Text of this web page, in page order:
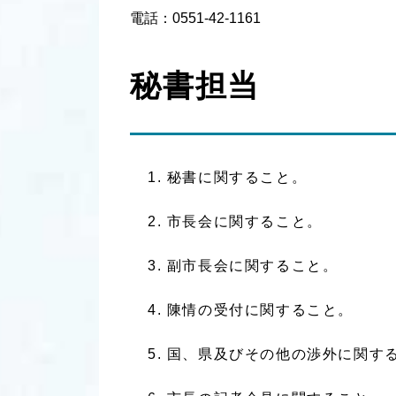
電話：0551-42-1161
秘書担当
秘書に関すること。
市長会に関すること。
副市長会に関すること。
陳情の受付に関すること。
国、県及びその他の渉外に関す